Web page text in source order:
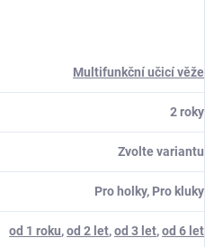
Multifunkční učicí věže
2 roky
Zvolte variantu
Pro holky, Pro kluky
od 1 roku,od 2 let,od 3 let,od 6 let